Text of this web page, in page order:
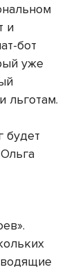
и
бот
уже
льготам.
будет